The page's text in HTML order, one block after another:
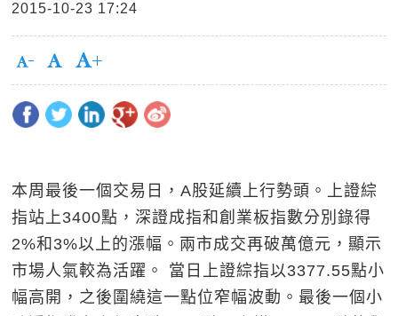
2015-10-23 17:24
本周最後一個交易日，A股延續上行勢頭。上證綜
指站上3400點，深證成指和創業板指數分別錄得
2%和3%以上的漲幅。兩市成交再破萬億元，顯示
市場人氣較為活躍。 當日上證綜指以3377.55點小
幅高開，之後圍繞這一點位窄幅波動。最後一個小